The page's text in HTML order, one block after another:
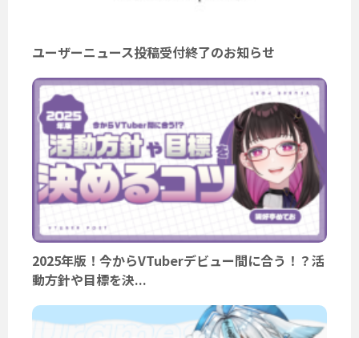
ユーザーニュース投稿受付終了のお知らせ
2025年版！今からVTuberデビュー間に合う！？活
動方針や目標を決...